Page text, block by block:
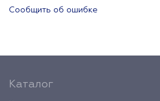
Сообщить об ошибке
Каталог